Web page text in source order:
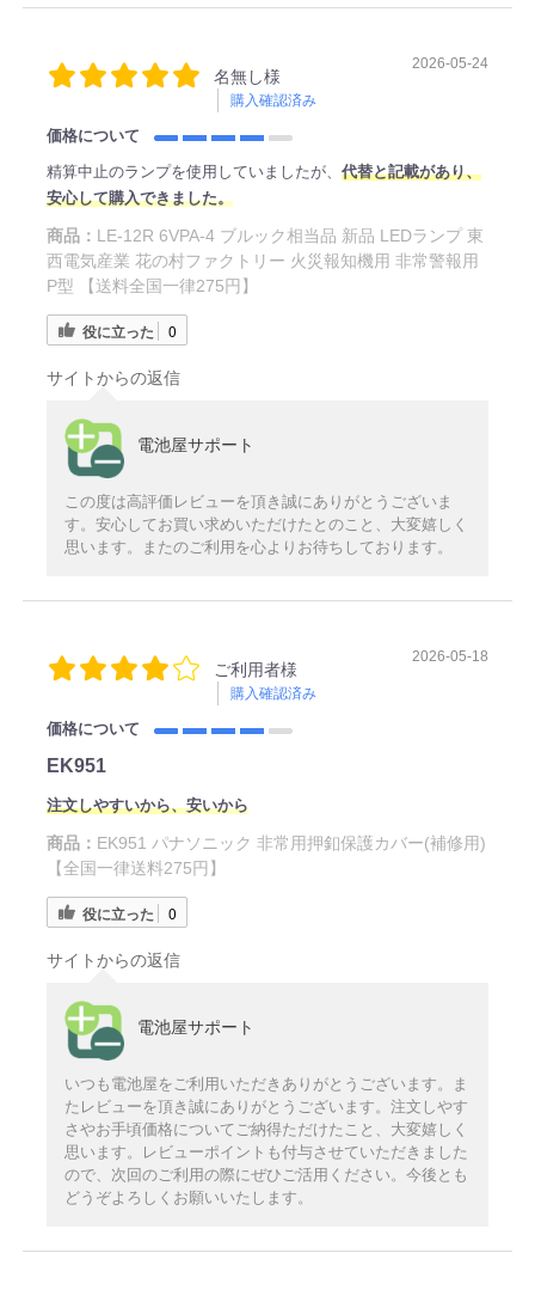
名無し様
購入確認済み
2026-05-24
価格について
精算中止のランプを使用していましたが、 代替と記載があり、
安心して購入できました。
商品： LE-12R 6VPA-4 ブルック相当品 新品 LEDランプ 東
西電気産業 花の村ファクトリー 火災報知機用 非常警報用
P型 【送料全国一律275円】
役に立った 0
サイトからの返信
電池屋サポート
この度は高評価レビューを頂き誠にありがとうございま
す。安心してお買い求めいただけたとのこと、大変嬉しく
思います。またのご利用を心よりお待ちしております。
ご利用者様
購入確認済み
2026-05-18
価格について
EK951
注文しやすいから、安いから
商品： EK951 パナソニック 非常用押釦保護カバー(補修用)
【全国一律送料275円】
役に立った 0
サイトからの返信
電池屋サポート
いつも電池屋をご利用いただきありがとうございます。ま
たレビューを頂き誠にありがとうございます。注文しやす
さやお手頃価格についてご納得ただけたこと、大変嬉しく
思います。レビューポイントも付与させていただきました
ので、次回のご利用の際にぜひご活用ください。今後とも
どうぞよろしくお願いいたします。